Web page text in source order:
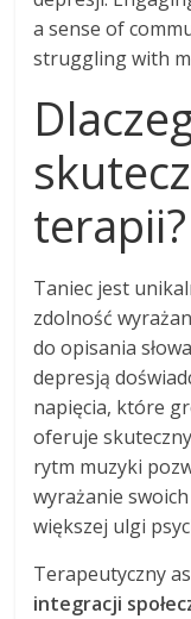
a sense of
struggling with
terapii?
Taniec jest
zdolność
do opisania
depresją
napięcia, które
oferuje
rytm muzyki
wyrażanie
większej ulgi
Terapeutyczny
integracji